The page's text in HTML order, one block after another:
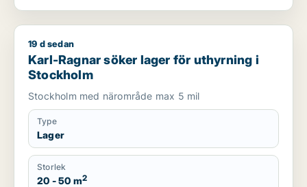
Karl-Ragnar söker lager för uthyrning i Stockholm
19 d sedan
Karl-Ragnar söker lager för uthyrning i
Stockholm
Stockholm med närområde max 5 mil
Type
Lager
Storlek
20 - 50 m2